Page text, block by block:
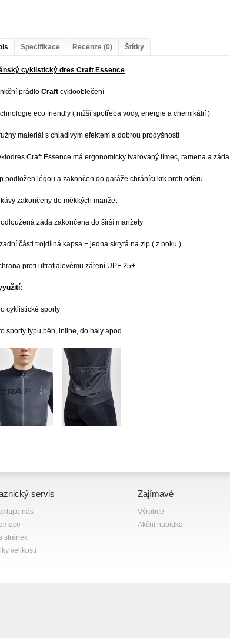
Specifikace Recenze (0) Štítky
cyklistický dres Craft Essence
prádlo Craft cyklooblečení
eco friendly ( nižší spotřeba vody, energie a chemikálií )
materiál s chladivým efektem a dobrou prodyšností
Craft Essence má ergonomicky tvarovaný límec, ramena a záda
podložen légou a zakončen do garáže chráníci krk proti oděru
zakončeny do měkkých manžet
záda zakončena do širší manžety
části trojdílná kapsa + jedna skrytá na zip ( z boku )
proti ultrafialovému záření UPF 25+
cyklistické sporty
sporty typu běh, inline, do haly apod.
servis
nás
stránek
velikostí
Zajímavé
Výrobce
Akční nabídka